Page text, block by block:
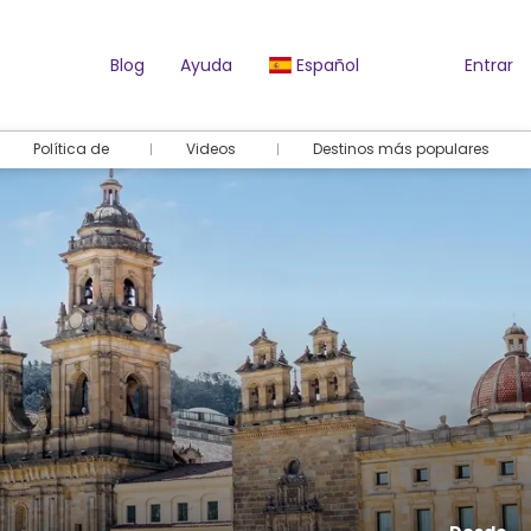
Blog Ayuda Español Entrar
Política de Videos Destinos más populares